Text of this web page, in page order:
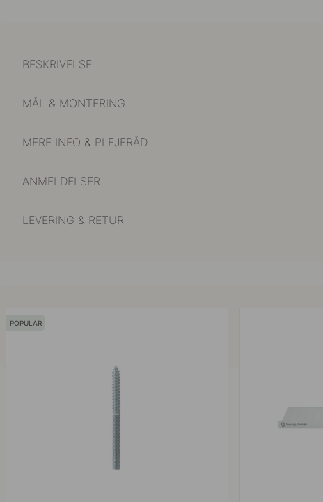
BESKRIVELSE
MÅL & MONTERING
MERE INFO & PLEJERÅD
ANMELDELSER
LEVERING & RETUR
POPULAR